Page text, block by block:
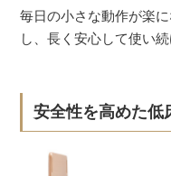
毎日の小さな動作が楽
し、長く安心して使い続
安全性を高めた低